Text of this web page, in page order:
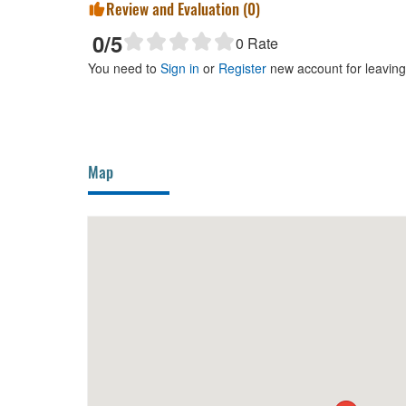
Review and Evaluation (0)
0/5 0 Rate
You need to Sign in or Register new account for
Map